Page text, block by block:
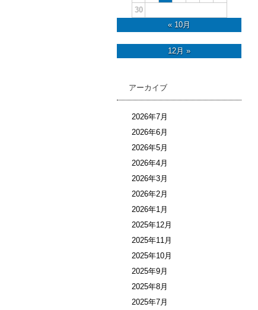
30
« 10月
12月 »
アーカイブ
2026年7月
2026年6月
2026年5月
2026年4月
2026年3月
2026年2月
2026年1月
2025年12月
2025年11月
2025年10月
2025年9月
2025年8月
2025年7月